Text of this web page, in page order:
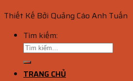
Thiết Kế Bởi Quảng Cáo Anh Tuấn
Tìm kiếm:
TRANG CHỦ